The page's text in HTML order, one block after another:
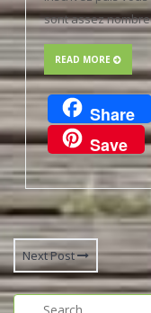
sont assez
READ MORE
Share
Save
Next Post